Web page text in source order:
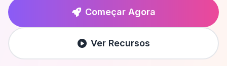
Começar Agora
Ver Recursos